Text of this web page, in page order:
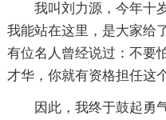
我叫刘力源，今年十
我能站在这里，是大家给
有位名人曾经说过：不要
才华，你就有资格担任这
因此，我终于鼓起勇